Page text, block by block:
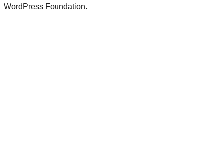
WordPress Foundation.